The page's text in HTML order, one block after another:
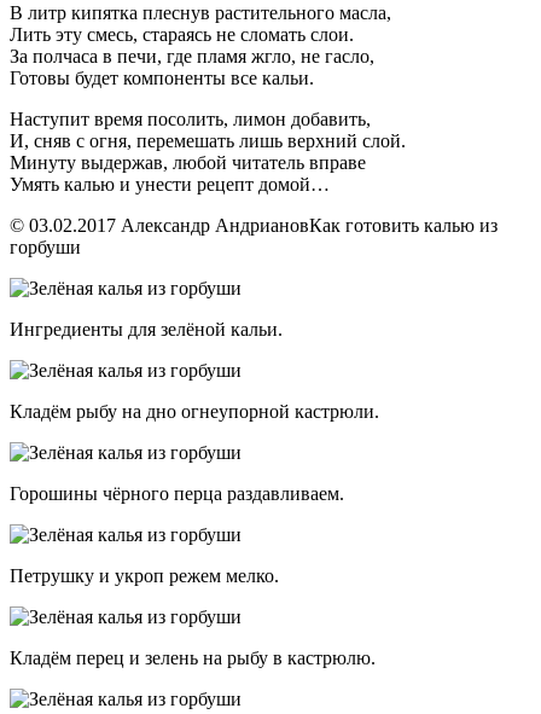
В литр кипятка плеснув растительного масла,
Лить эту смесь, стараясь не сломать слои.
За полчаса в печи, где пламя жгло, не гасло,
Готовы будет компоненты все кальи.
Наступит время посолить, лимон добавить,
И, сняв с огня, перемешать лишь верхний слой.
Минуту выдержав, любой читатель вправе
Умять калью и унести рецепт домой…
© 03.02.2017 Александр АндриановКак готовить калью из
горбуши
Ингредиенты для зелёной кальи.
Кладём рыбу на дно огнеупорной кастрюли.
Горошины чёрного перца раздавливаем.
Петрушку и укроп режем мелко.
Кладём перец и зелень на рыбу в кастрюлю.